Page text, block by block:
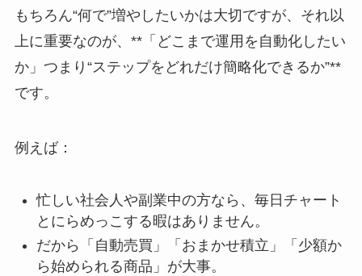
もちろん“何で”増やしたいかは大切ですが、それ以
上に重要なのが、**「どこまで運用を自動化したい
か」つまり“ステップをどれだけ簡略化できるか”**
です。
例えば：
忙しい社会人や副業中の方なら、毎日チャート
とにらめっこする暇はありません。
だから「自動売買」「おまかせ積立」「少額か
ら始められる商品」が大事。